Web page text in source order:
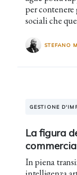
per
sociali che
STEFANO
GESTIONE
La figura
In piena